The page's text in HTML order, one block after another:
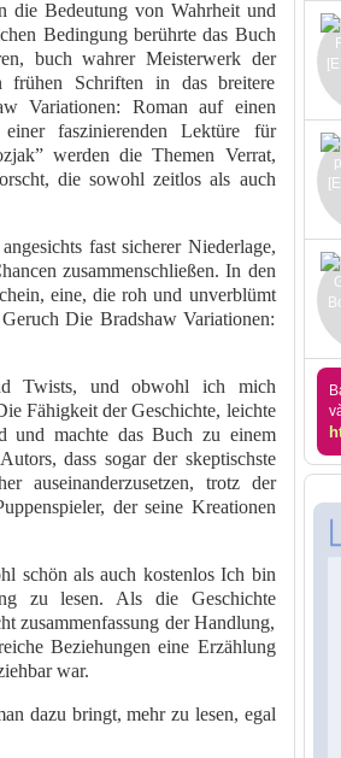
die Bedeutung von Wahrheit und
Bedingung berührte das Buch
buch wahrer Meisterwerk der
frühen Schriften in das breitere
Variationen: Roman auf einen
faszinierenden Lektüre für
werden die Themen Verrat,
die sowohl zeitlos als auch
fast sicherer Niederlage,
zusammenschließen. In den
eine, die roh und unverblümt
Die Bradshaw Variationen:
Twists, und obwohl ich mich
Fähigkeit der Geschichte, leichte
und machte das Buch zu einem
dass sogar der skeptischste
auseinanderzusetzen, trotz der
der seine Kreationen
schön als auch kostenlos Ich bin
zu lesen. Als die Geschichte
zusammenfassung der Handlung,
Beziehungen eine Erzählung
war.
dazu bringt, mehr zu lesen, egal